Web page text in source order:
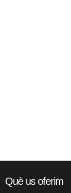
Què us oferim